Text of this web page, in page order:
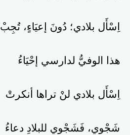
اِسْأَل بلادي؛ دُونَ إعيَاءٍ، تُجِبْ
هذا الوفيُّ لدارسي إحْيَاءُ
اِسْأَل بلادي لنْ تراها أنكرتْ
شَجْوي، فَشَجْوي للبلادِ دعاءُ